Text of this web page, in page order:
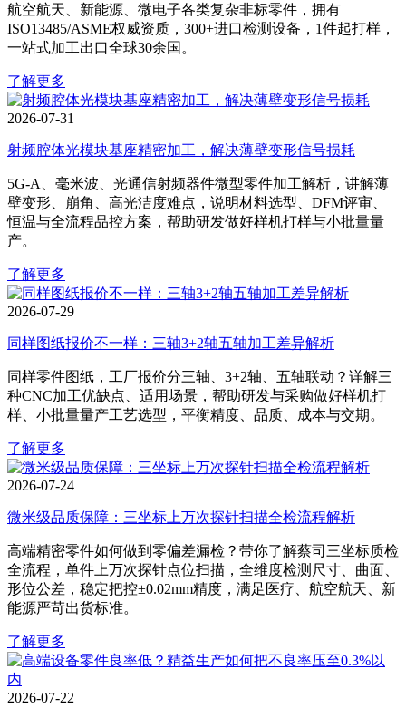
航空航天、新能源、微电子各类复杂非标零件，拥有
ISO13485/ASME权威资质，300+进口检测设备，1件起打样，
一站式加工出口全球30余国。
了解更多
2026-07-31
射频腔体光模块基座精密加工，解决薄壁变形信号损耗
5G‑A、毫米波、光通信射频器件微型零件加工解析，讲解薄
壁变形、崩角、高光洁度难点，说明材料选型、DFM评审、
恒温与全流程品控方案，帮助研发做好样机打样与小批量量
产。
了解更多
2026-07-29
同样图纸报价不一样：三轴3+2轴五轴加工差异解析
同样零件图纸，工厂报价分三轴、3+2轴、五轴联动？详解三
种CNC加工优缺点、适用场景，帮助研发与采购做好样机打
样、小批量量产工艺选型，平衡精度、品质、成本与交期。
了解更多
2026-07-24
微米级品质保障：三坐标上万次探针扫描全检流程解析
高端精密零件如何做到零偏差漏检？带你了解蔡司三坐标质检
全流程，单件上万次探针点位扫描，全维度检测尺寸、曲面、
形位公差，稳定把控±0.02mm精度，满足医疗、航空航天、新
能源严苛出货标准。
了解更多
2026-07-22